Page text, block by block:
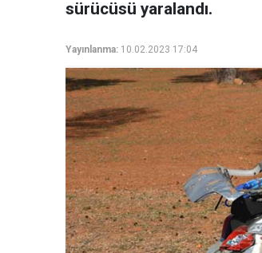
sürücüsü yaralandı.
Yayınlanma: 10.02.2023 17:04